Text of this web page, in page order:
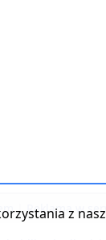
| Reklama w
z